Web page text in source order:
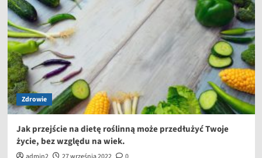
Zdrowie
Jak przejście na dietę roślinną może przedłużyć Twoje
życie, bez względu na wiek.